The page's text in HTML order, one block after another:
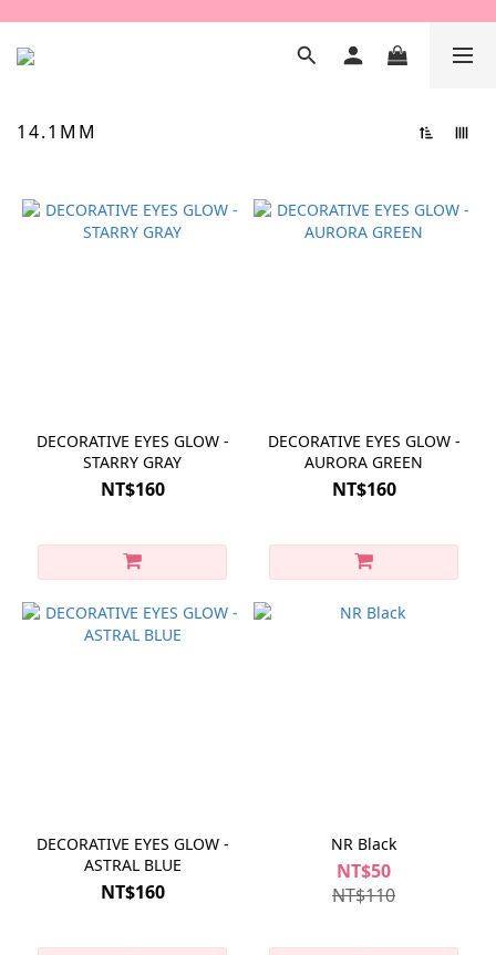
14.1MM
DECORATIVE EYES GLOW -
STARRY GRAY
NT$160
DECORATIVE EYES GLOW -
AURORA GREEN
NT$160
DECORATIVE EYES GLOW -
ASTRAL BLUE
NT$160
NR Black
NT$50
NT$110